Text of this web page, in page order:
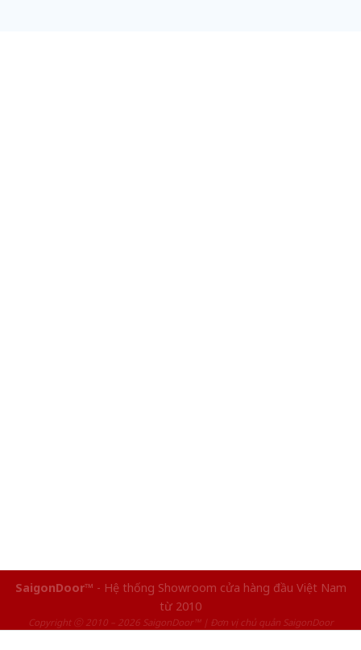
SaigonDoor™ - Hệ thống Showroom cửa hàng đầu Việt Nam
từ 2010
Copyright ⓒ 2010 – 2026 SaigonDoor™ | Đơn vị chủ quản SaigonDoor